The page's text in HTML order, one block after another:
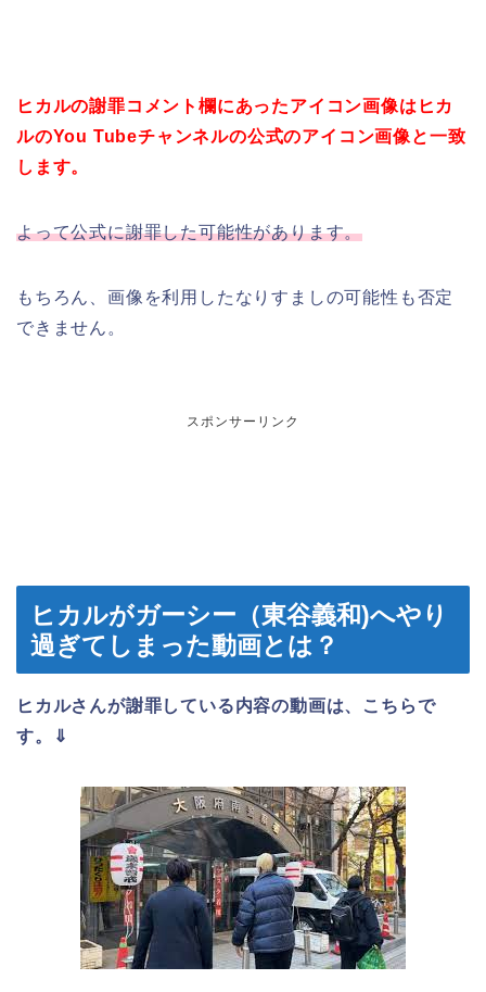
ヒカルの謝罪コメント欄にあったアイコン画像はヒカ
ルのYou Tubeチャンネルの公式のアイコン画像と一致
します。
よって公式に謝罪した可能性があります。
もちろん、画像を利用したなりすましの可能性も否定
できません。
スポンサーリンク
ヒカルがガーシー（東谷義和)へやり
過ぎてしまった動画とは？
ヒカルさんが謝罪している内容の動画は、こちらで
す。⇓